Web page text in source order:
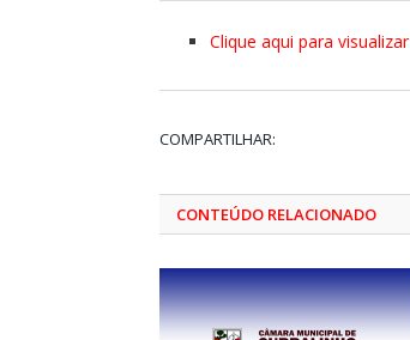
Clique aqui para visualizar
COMPARTILHAR:
CONTEÚDO RELACIONADO